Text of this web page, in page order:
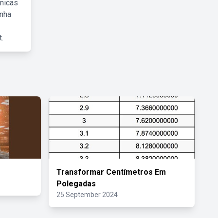
Transformar Centímetros Em
Polegadas
25 September 2024